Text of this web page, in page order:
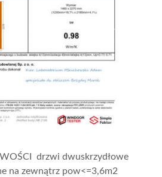
drzwi dwuskrzydłowe
na zewnątrz pow<=3,6m2